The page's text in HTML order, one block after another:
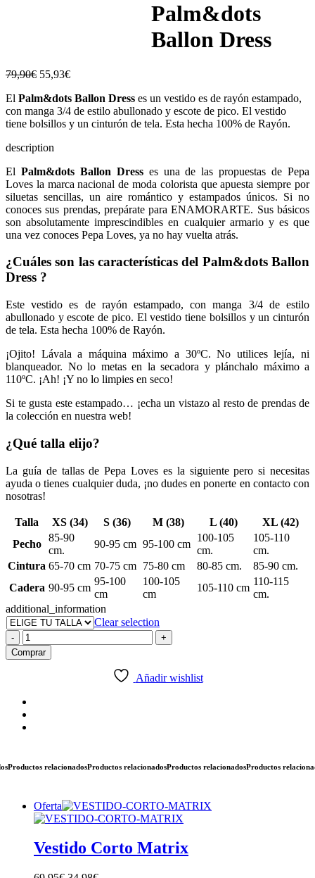
Palm&dots
Ballon Dress
79,90€ 55,93€
El Palm&dots Ballon Dress es un vestido es de rayón estampado,
con manga 3/4 de estilo abullonado y escote de pico. El vestido
tiene bolsillos y un cinturón de tela. Esta hecha 100% de Rayón.
description
El Palm&dots Ballon Dress es una de las propuestas de Pepa
Loves la marca nacional de moda colorista que apuesta siempre por
siluetas sencillas, un aire romántico y estampados únicos. Si no
conoces sus prendas, prepárate para ENAMORARTE. Sus básicos
son absolutamente imprescindibles en cualquier armario y es que
una vez conoces Pepa Loves, ya no hay vuelta atrás.
¿Cuáles son las características del Palm&dots Ballon
Dress ?
Este vestido es de rayón estampado, con manga 3/4 de estilo
abullonado y escote de pico. El vestido tiene bolsillos y un cinturón
de tela. Esta hecha 100% de Rayón.
¡Ojito! Lávala a máquina máximo a 30ºC. No utilices lejía, ni
blanqueador. No lo metas en la secadora y plánchalo máximo a
110ºC. ¡Ah! ¡Y no lo limpies en seco!
Si te gusta este estampado… ¡echa un vistazo al resto de prendas de
la colección en nuestra web!
¿Qué talla elijo?
La guía de tallas de Pepa Loves es la siguiente pero si necesitas
ayuda o tienes cualquier duda, ¡no dudes en ponerte en contacto con
nosotras!
Talla XS (34) S (36) M (38) L (40)
XL (42)
Pecho
85-90
cm.
90-95 cm 95-100 cm
100-105
cm.
105-110
cm.
Cintura 65-70 cm 70-75 cm 75-80 cm 80-85 cm.
85-90 cm.
Cadera 90-95 cm
95-100
cm
100-105
cm
105-110 cm
110-115
cm.
additional_information
Clear selection
-
Palm&dots
Ballon
Dress
+
Comprar
Añadir wishlist
relacionadosProductos relacionadosProductos relacionadosProductos relacionados
Oferta
Vestido Corto Matrix